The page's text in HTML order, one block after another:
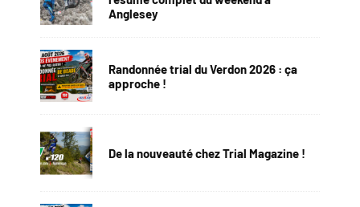
Anglesey
Randonnée trial du Verdon 2026 : ça
approche !
De la nouveauté chez Trial Magazine !